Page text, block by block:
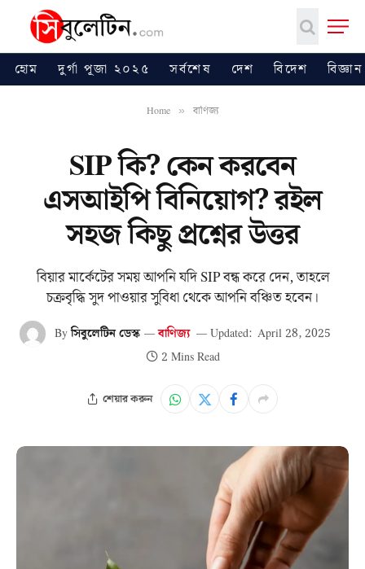
হোম দুর্গা পূজা ২০২৫ সর্বশেষ দেশ বিদেশ
Home » বাণিজ্য
SIP কি? কেন করবেন
এসআইপি বিনিয়োগ? রইল
সহজ কিছু প্রশ্নের উত্তর
বিয়ার মার্কেটের সময় আপনি যদি SIP বন্ধ করে দেন, তাহলে
চক্রবৃদ্ধি সুদ পাওয়ার সুবিধা থেকে আপনি বঞ্চিত হবেন।
Byসিবুলেটিন ডেস্ক বাণিজ্য Updated: April 28, 2025
2 Mins Read
শেয়ার করুন